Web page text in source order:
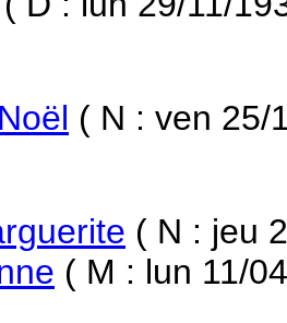
( N : ven 25/
( N : jeu
( M : lun 11/